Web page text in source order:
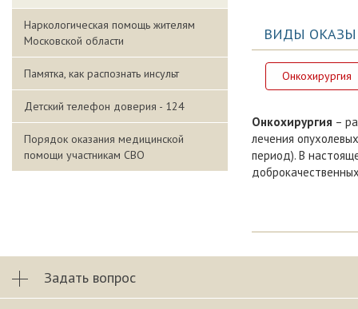
Наркологическая помощь жителям
Московской области
Памятка, как распознать инсульт
Детский телефон доверия - 124
Порядок оказания медицинской
помощи участникам СВО
ВИДЫ
Онкохирургия
Онкохирургия –
лечения
период). В
Задать вопрос